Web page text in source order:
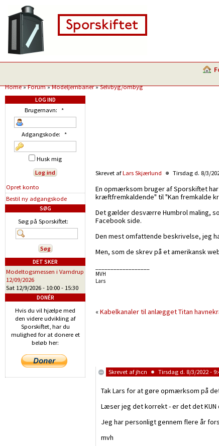
Home»Forum»Modeljernbaner»Selvbyg/ombyg
Skrevet afLars Skjærlund Tirsdag d. 8/3/
En opmærksom bruger af Sporskiftet
kræftfremkaldende" til "Kan fremkalde
Det gælder desværre Humbrol maling,
Facebook side.
Den mest omfattende beskrivelse, jeg
Men, som de skrev på et amerikansk
MVH
Lars
«Kabelkanaler til anlæggetTitan
Skrevet afjhcn Tirsdag d. 8/3/2022 -
Tak Lars for at gøre opmærksom på
Læser jeg det korrekt - er det det KUN
Jeg har personligt gennem flere år
mvh
LOG IND
Brugernavn: *
Adgangskode: *
Husk mig
Opret konto
Bestil ny adgangskode
SØG
Søg på Sporskiftet:
DET SKER
Modeltogsmessen i Vamdrup
12/09/2026
Sat 12/9/2026 - 10:00 - 15:30
DONÉR
Hvis du vil hjælpe med
den videre udvikling af
Sporskiftet, har du
mulighed for at donere et
beløb her: